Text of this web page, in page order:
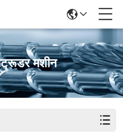
मशीन